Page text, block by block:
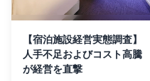
【宿泊施設経営実態調査】
人手不足およびコスト高騰
が経営を直撃